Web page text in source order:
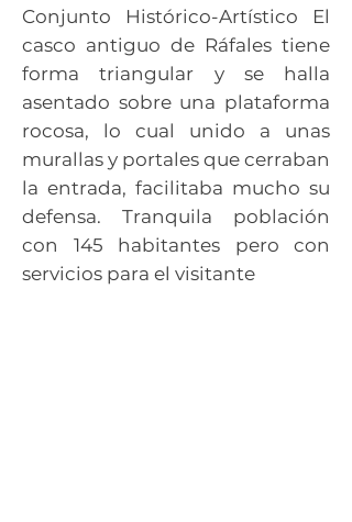
Conjunto Histórico-Artístico El
casco antiguo de Ráfales tiene
forma triangular y se halla
asentado sobre una plataforma
rocosa, lo cual unido a unas
murallas y portales que cerraban
la entrada, facilitaba mucho su
defensa. Tranquila población
con 145 habitantes pero con
servicios para el visitante